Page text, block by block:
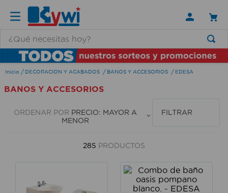
DECORACION Y ACABADOS BANOS Y ACCESORIOS EDESA
BANOS Y ACCESORIOS
ORDENAR POR PRECIO: MAYOR A
MENOR
FILTRAR
285 PRODUCTOS
TÉRMINOS MÁS BUSCADOS
1.
lamparas
2.
ducha
.
silla
.
escritorio
cerradura